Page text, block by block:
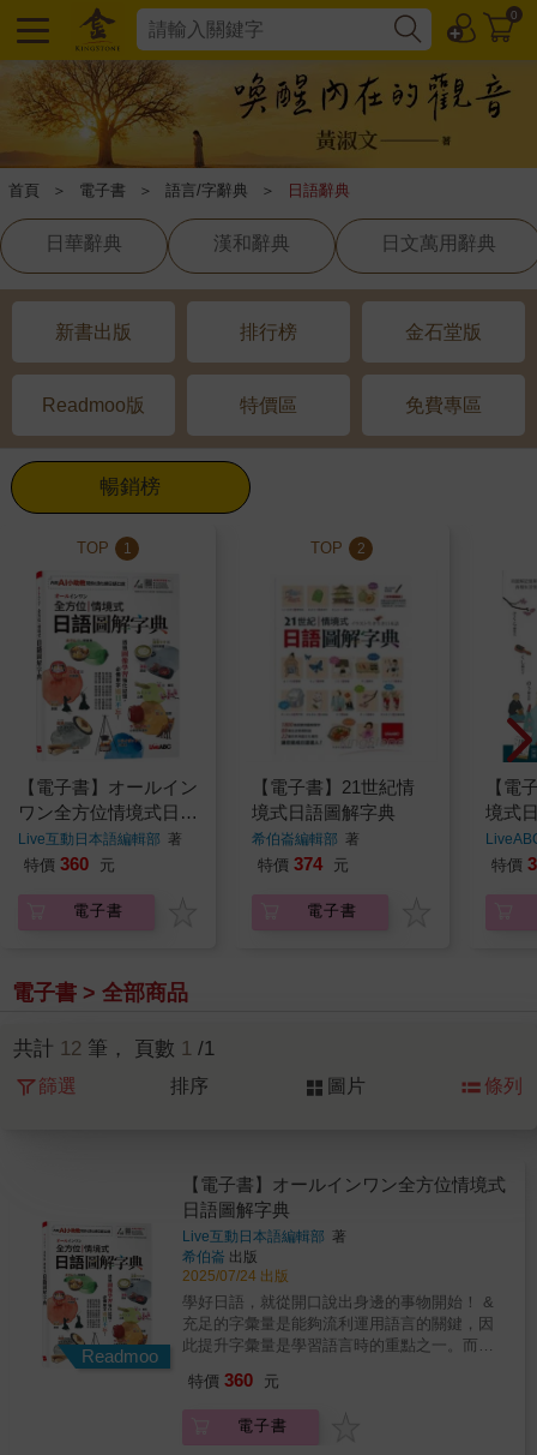
0
首頁 ＞ 電子書 ＞ 語言/字辭典 ＞ 日語辭典
日華辭典 漢和辭典 日文萬用辭典
新書出版 排行榜 金石堂版
Readmoo版 特價區 免費專區
暢銷榜
TOP 1
【電子書】オールイン
ワン全方位情境式日語
圖解字典
Live互動日本語編輯部 著
特價 360 元
電子書
TOP 2
【電子書】21世紀情
境式日語圖解字典
希伯崙編輯部 著
特價 374 元
電子書
【電
境式
新增
特價
電子書 > 全部商品
共計 12 筆， 頁數 1 /1
篩選 排序 圖片 條列
Readmoo
【電子書】オールインワン全方位情境式
日語圖解字典
Live互動日本語編輯部 著
希伯崙 出版
2025/07/24 出版
學好日語，就從開口說出身邊的事物開始！ &
充足的字彙量是能夠流利運用語言的關鍵，因
此提升字彙量是學習語言時的重點之一。而說
佳的學習素材，從身邊的事物開始，試著將眼
方法。本書收錄超過兩千個必備日語單字，並
特價 360 元
電子書